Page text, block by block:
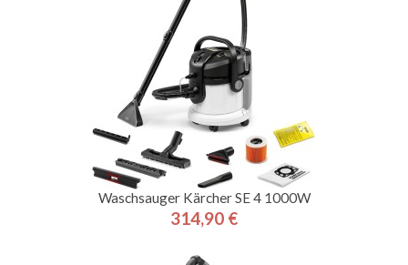
Waschsauger Kärcher SE 4 1000W
Preis
314,90 €